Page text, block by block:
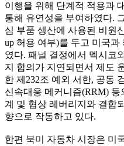
이행을 위해 단계적 적용과
통해 유연성을 부여하였다.
심 부품 생산에 사용된 비원
up 허용 여부)를 두고 미국과
였다. 패널 결정에서 멕시코
지 합의가 지연되면서 제도
한 제232조 예외 서한, 공동
신속대응 메커니즘(RRM)
계 및 협상 레버리지와 결합
향으로 작동하고 있다.
한편 북미 자동차 시장은 미